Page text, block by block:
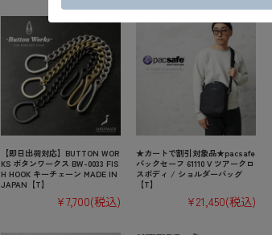
【即日出荷対応】BUTTON WOR
KS ボタンワークス BW-0033 FIS
H HOOK キーチェーン MADE IN
JAPAN【T】
¥7,700(税込)
★カートで割引対象品★pacsafe
パックセーフ 61110 V ツアークロ
スボディ / ショルダーバッグ
【T】
¥21,450(税込)